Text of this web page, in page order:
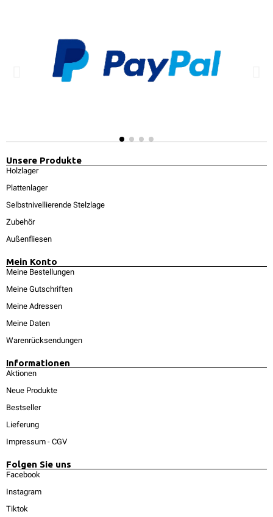
Unsere Produkte
Holzlager
Plattenlager
Selbstnivellierende Stelzlage
Zubehör
Außenfliesen
Mein Konto
Meine Bestellungen
Meine Gutschriften
Meine Adressen
Meine Daten
Warenrücksendungen
Informationen
Aktionen
Neue Produkte
Bestseller
Lieferung
Impressum - CGV
Folgen Sie uns
Facebook
Instagram
Tiktok